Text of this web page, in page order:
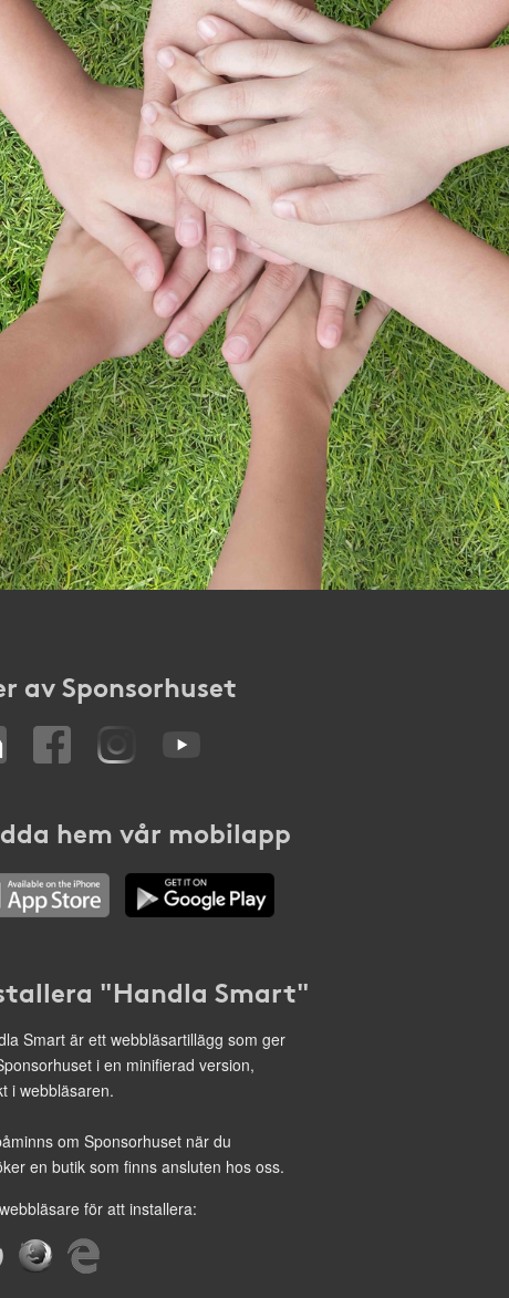
av Sponsorhuset
hem vår mobilapp
"Handla Smart"
Smart är ett webbläsartillägg som ger
i en minifierad version,
i webbläsaren.
om Sponsorhuset när du
en butik som finns ansluten hos oss.
för att installera: